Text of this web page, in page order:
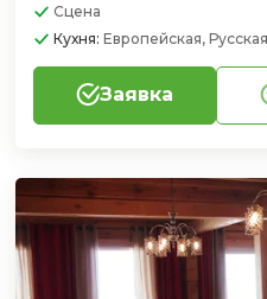
Сцена
Кухня: Европейская,
Заявка